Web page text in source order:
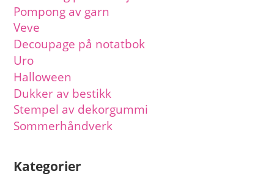
Pompong av garn
Veve
Decoupage på notatbok
Uro
Halloween
Dukker av bestikk
Stempel av dekorgummi
Sommerhåndverk
Kategorier